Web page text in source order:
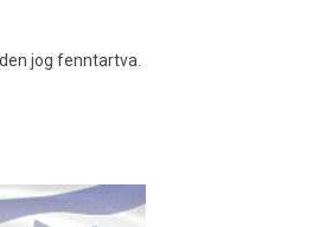
jog fenntartva.